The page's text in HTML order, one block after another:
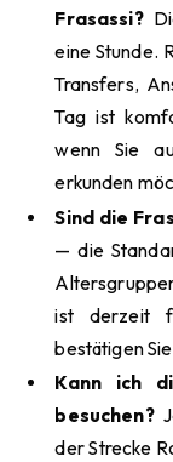
Frasassi?
eine Stunde.
Transfers,
Tag ist
wenn Sie
erkunden
Sind die
— die
ist derzeit
bestätigen
Kann ich
besuchen?
der Strecke